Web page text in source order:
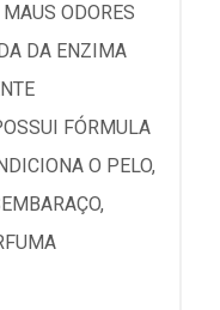
ODORES
DA ENZIMA
FÓRMULA
O PELO,